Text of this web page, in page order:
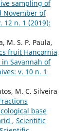
sampling of
November of
12 n. 1 (2019):
M. S. P. Paula,
fruit Hancornia
Savannah of
v. 10 n. 1
M. C. Silveira
base
, Scientific